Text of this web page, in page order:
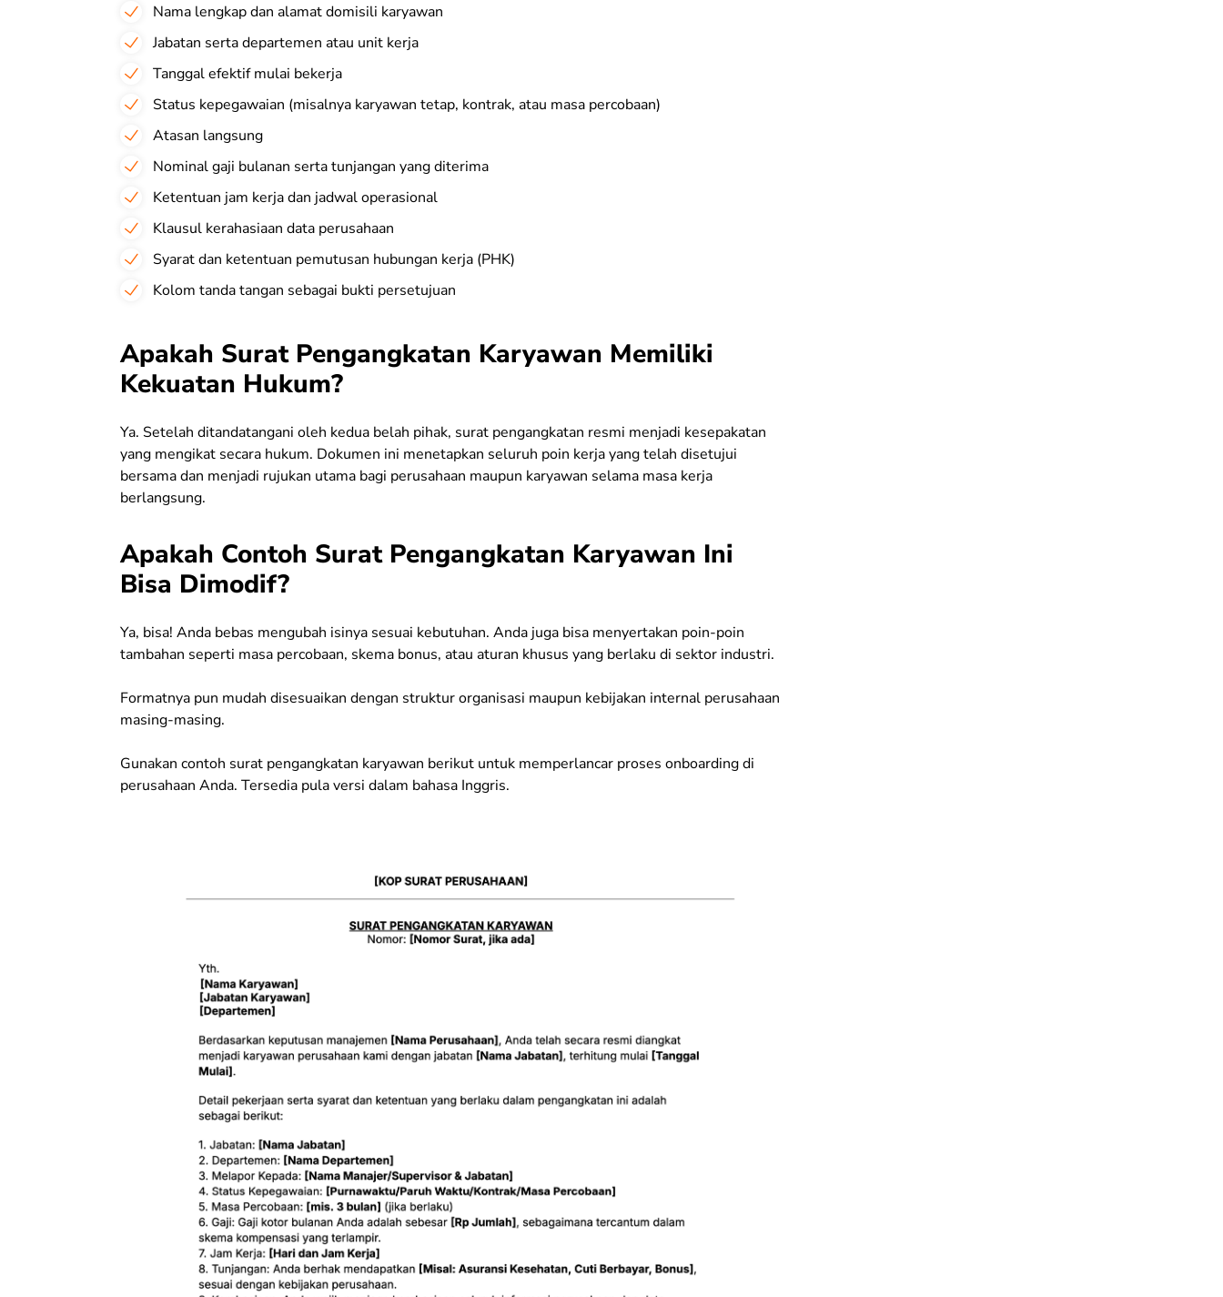
Nama lengkap dan alamat domisili karyawan
Jabatan serta departemen atau unit kerja
Tanggal efektif mulai bekerja
Status kepegawaian (misalnya karyawan tetap, kontrak, atau masa percobaan)
Atasan langsung
Nominal gaji bulanan serta tunjangan yang diterima
Ketentuan jam kerja dan jadwal operasional
Klausul kerahasiaan data perusahaan
Syarat dan ketentuan pemutusan hubungan kerja (PHK)
Kolom tanda tangan sebagai bukti persetujuan
Apakah Surat Pengangkatan Karyawan Memiliki
Kekuatan Hukum?
Ya. Setelah ditandatangani oleh kedua belah pihak, surat pengangkatan resmi menjadi kesepakatan
yang mengikat secara hukum. Dokumen ini menetapkan seluruh poin kerja yang telah disetujui
bersama dan menjadi rujukan utama bagi perusahaan maupun karyawan selama masa kerja
berlangsung.
Apakah Contoh Surat Pengangkatan Karyawan Ini
Bisa Dimodif?
Ya, bisa! Anda bebas mengubah isinya sesuai kebutuhan. Anda juga bisa menyertakan poin-poin
tambahan seperti masa percobaan, skema bonus, atau aturan khusus yang berlaku di sektor industri.
​​Formatnya pun mudah disesuaikan dengan struktur organisasi maupun kebijakan internal perusahaan
masing-masing.
Gunakan contoh surat pengangkatan karyawan berikut untuk memperlancar proses onboardingdi
perusahaan Anda. Tersedia pula versi dalam bahasa Inggris.